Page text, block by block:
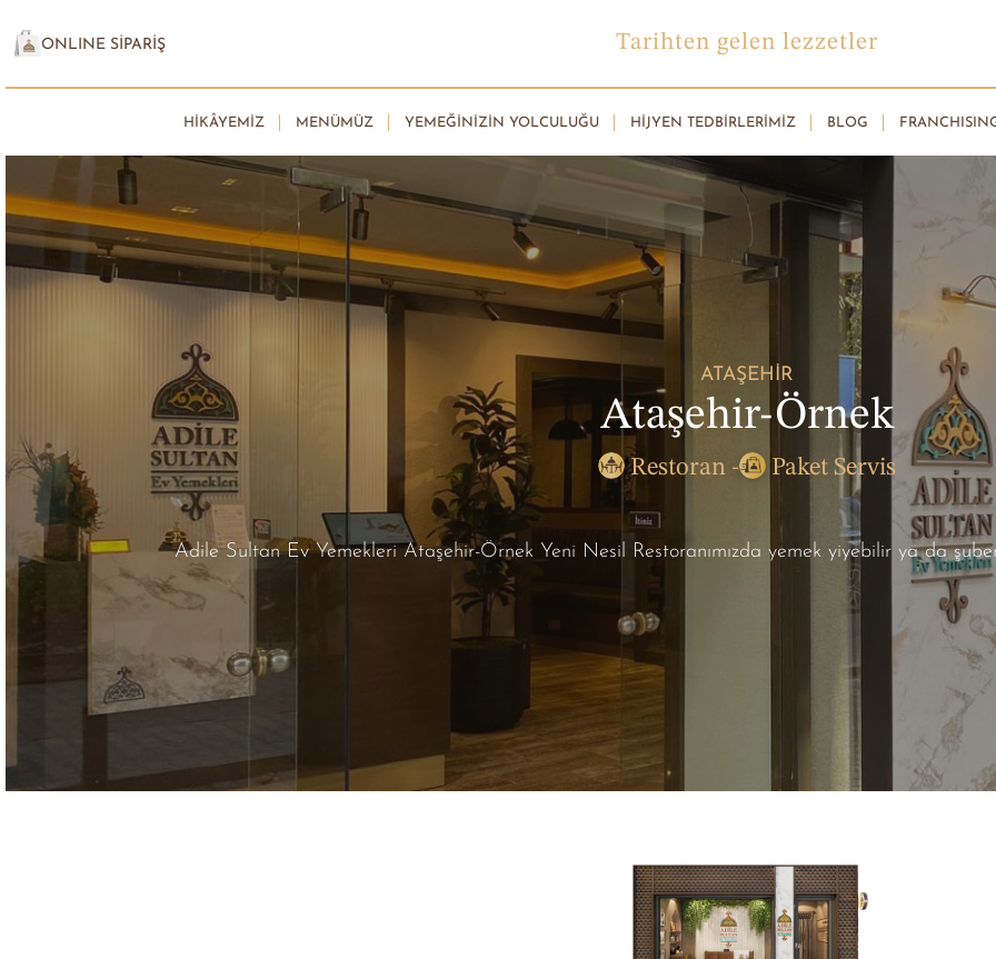
ONLINE SİPARİŞ Tarihten gelen lezzetler
HIKÂYEMIZ MENÜMÜZ YEMEĞINIZIN YOLCULUĞU HIJYEN TEDBIRLERIMIZ BLOG
ATAŞEHIR
Ataşehir-Örnek
Restoran - Paket Servis
Adile Sultan Ev Yemekleri Ataşehir-Örnek Yeni Nesil Restoranımızda yemek yiyebilir ya da